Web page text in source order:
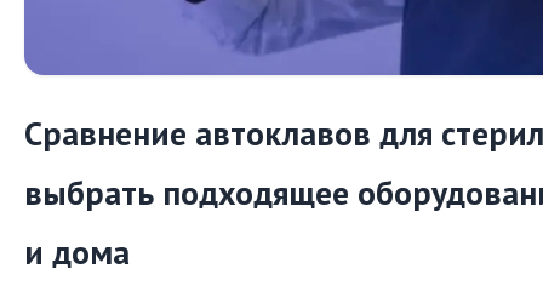
Сравнение автоклавов для
выбрать подходящее
и дома